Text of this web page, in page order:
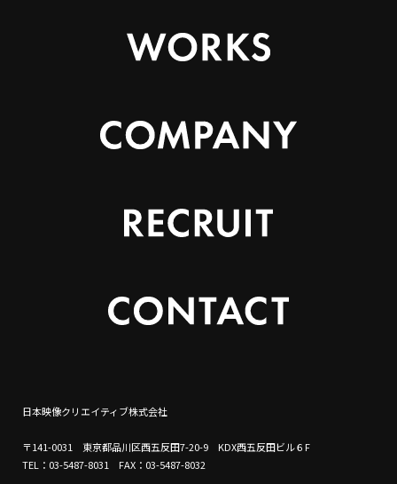
日本映像クリエイティブ株式会社
〒141-0031 東京都品川区西五反田7-20-9 KDX西五反田ビル６F
TEL：03-5487-8031 FAX：03-5487-8032